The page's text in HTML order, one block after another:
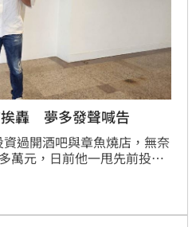
轟 夢多發聲喊告
過開酒吧與章魚燒店，無奈
萬元，日前他一甩先前投資
來卻遭網友批評，「好久沒